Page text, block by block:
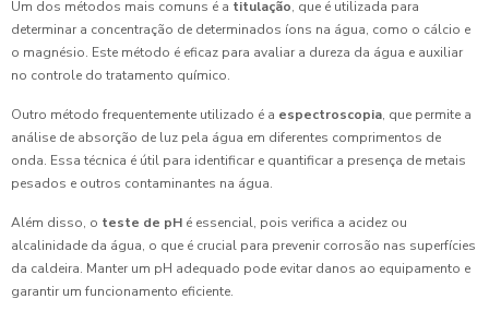
Um dos métodos mais comuns é a titulação, que é utilizada para
determinar a concentração de determinados íons na água, como o cálcio e
o magnésio. Este método é eficaz para avaliar a dureza da água e auxiliar
no controle do tratamento químico.
Outro método frequentemente utilizado é a espectroscopia, que permite a
análise de absorção de luz pela água em diferentes comprimentos de
onda. Essa técnica é útil para identificar e quantificar a presença de metais
pesados e outros contaminantes na água.
Além disso, o teste de pH é essencial, pois verifica a acidez ou
alcalinidade da água, o que é crucial para prevenir corrosão nas superfícies
da caldeira. Manter um pH adequado pode evitar danos ao equipamento e
garantir um funcionamento eficiente.